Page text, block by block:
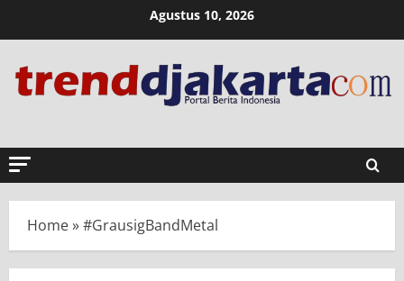
Agustus 10, 2026
Home»#GrausigBandMetal